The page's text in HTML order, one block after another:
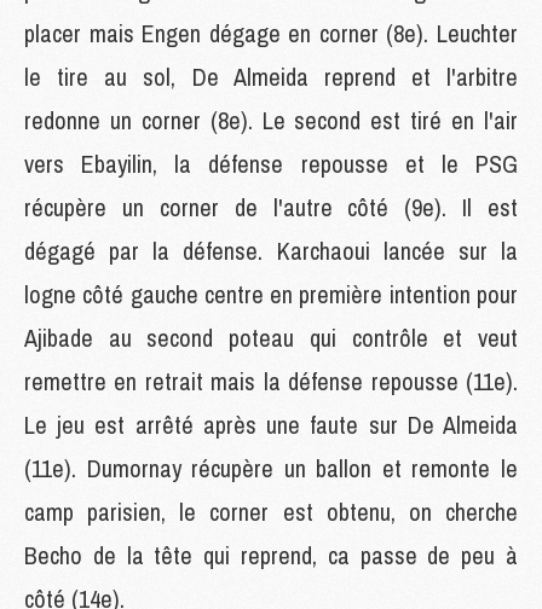
placer mais Engen dégage en corner (8e). Leuchter
le tire au sol, De Almeida reprend et l'arbitre
redonne un corner (8e). Le second est tiré en l'air
vers Ebayilin, la défense repousse et le PSG
récupère un corner de l'autre côté (9e). Il est
dégagé par la défense. Karchaoui lancée sur la
logne côté gauche centre en première intention pour
Ajibade au second poteau qui contrôle et veut
remettre en retrait mais la défense repousse (11e).
Le jeu est arrêté après une faute sur De Almeida
(11e). Dumornay récupère un ballon et remonte le
camp parisien, le corner est obtenu, on cherche
Becho de la tête qui reprend, ca passe de peu à
côté (14e).